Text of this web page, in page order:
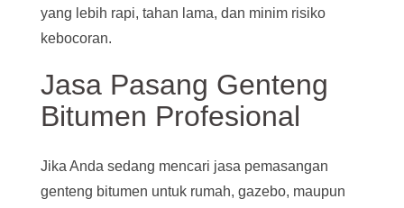
yang lebih rapi, tahan lama, dan minim risiko
kebocoran.
Jasa Pasang Genteng
Bitumen Profesional
Jika Anda sedang mencari jasa pemasangan
genteng bitumen untuk rumah, gazebo, maupun